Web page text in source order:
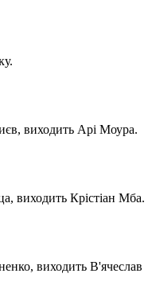
виходить Арі Моура.
виходить Крістіан Мба.
виходить В'ячеслав